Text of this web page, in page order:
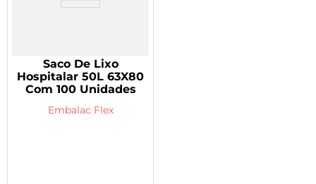
Saco De Lixo
Hospitalar 50L 63X80
Com 100 Unidades
Embalac Flex